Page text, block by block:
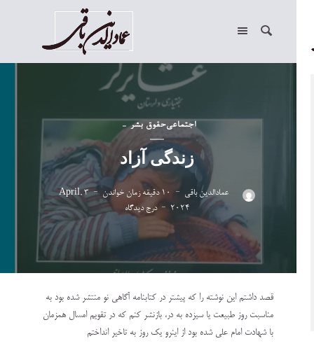
اجتماعیحقوق بشر
زندگی آزاد
عمادالدین باقی 10 دقیقه زمان خواندن
3 April,
2024
درج دیدگاه
قصد داشتم این نوشته را که پیشتر در کتابنامه آگاهی نو منتشر شده بود به
مناسبت روز طبیعت یا سیزده به در، بازنشر کنم که در تقویم امسال همزمان
با شهادت امام علی شده بود از اینرو یک روز به تاخیر انداختم